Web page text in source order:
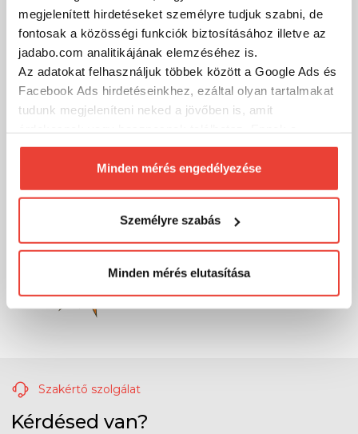
megjelenített hirdetéseket személyre tudjuk szabni, de
fontosak a közösségi funkciók biztosításához illetve az
jadabo.com analitikájának elemzéséhez is.
Az adatokat felhasználjuk többek között a Google Ads és
Facebook Ads hirdetéseinkhez, ezáltal olyan tartalmakat
tudunk megjeleníteni neked a jövőben is, amit
biztosításához arra kérünk, hogy engedd meg
számunkra minden mérés használatát.
Természetesensoha semmilyen formában nem fogunk
megváltoztathatod a döntésed ezzel kapcsolatban.
Előre is köszönjük!
Minden mérés engedélyezése
Személyre szabás
Minden mérés elutasítása
MÁRKÁINK
Szakértő szolgálat
Kérdésed van?